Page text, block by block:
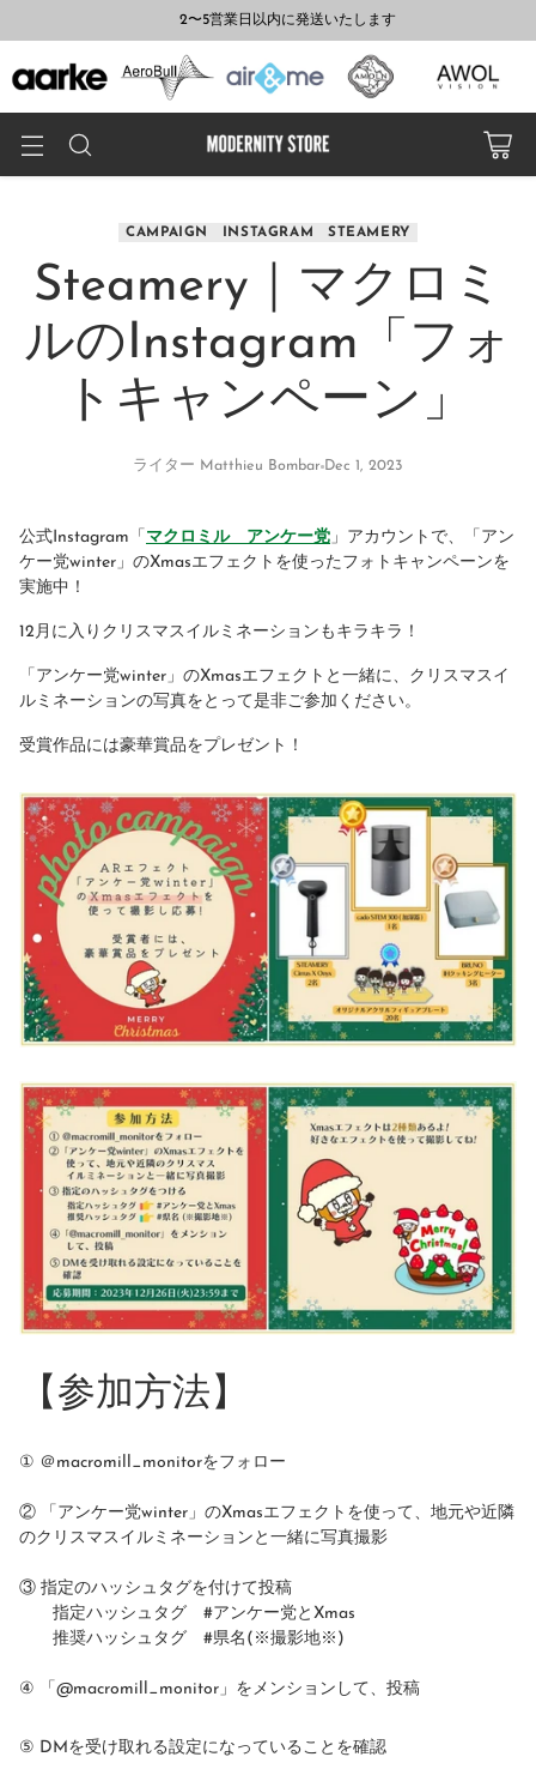
2〜5営業日以内に発送いたします
CAMPAIGN INSTAGRAM STEAMERY
Steamery｜マクロミ
ルのInstagram「フォ
トキャンペーン」
ライター Matthieu Bombar Dec 1, 2023
公式Instagram「 マクロミル アンケー党」アカウントで、「アン
ケー党winter」のXmasエフェクトを使ったフォトキャンペーンを
実施中！
12月に入りクリスマスイルミネーションもキラキラ！
「アンケー党winter」のXmasエフェクトと一緒に、クリスマスイ
ルミネーションの写真をとって是非ご参加ください。
受賞作品には豪華賞品をプレゼント！
【参加方法】
① ＠macromill_monitorをフォロー
② 「アンケー党winter」のXmasエフェクトを使って、地元や近隣
のクリスマスイルミネーションと一緒に写真撮影
③ 指定のハッシュタグを付けて投稿
指定ハッシュタグ #アンケー党とXmas
推奨ハッシュタグ #県名(※撮影地※)
④ 「@macromill_monitor」をメンションして、投稿
⑤ DMを受け取れる設定になっていることを確認